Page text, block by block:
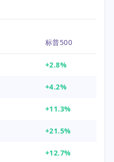
标普500
+2.8%
+4.2%
+11.3%
+21.5%
+12.7%